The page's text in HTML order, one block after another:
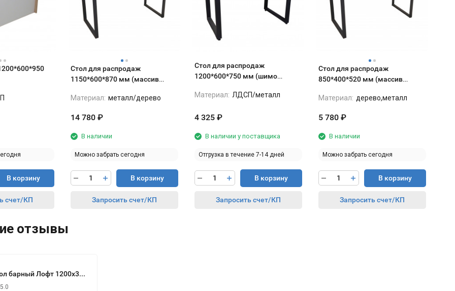
В корзину
счет/КП
Стол для распродаж
1150*600*870 мм (массив
Материал: металл/дерево
14 780 ₽
В наличии
Можно забрать сегодня
В корзину
Запросить счет/КП
Стол для распродаж
1200*600*750 мм (шимо
Материал: ЛДСП/металл
4 325 ₽
В наличии у поставщика
Отгрузка в течение 7-14 дней
В корзину
Запросить счет/КП
Стол для распродаж
850*400*520 мм (массив
Материал: дерево,металл
5 780 ₽
В наличии
Можно забрать сегодня
В корзину
Запросить счет/КП
отзывы
Стол барный Лофт 1200х350х1116 мм Дуб Вотан
5.0